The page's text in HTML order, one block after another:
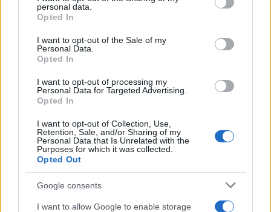
disclose it to other third parties.
Please note that this website/app uses one or more Google
services and may gather and store information including but
not limited to your visit or usage behaviour. You may click to
grant or deny consent to Google and its third-party tags to
consent section.
personal data.
Opted In
I want to opt-out of the Sale of my
Personal Data.
Opted In
I want to opt-out of processing my
Personal Data for Targeted Advertising.
Opted In
I want to opt-out of Collection, Use,
Retention, Sale, and/or Sharing of my
Personal Data that Is Unrelated with the
Purposes for which it was collected.
Opted Out
Google consents
I want to allow Google to enable storage